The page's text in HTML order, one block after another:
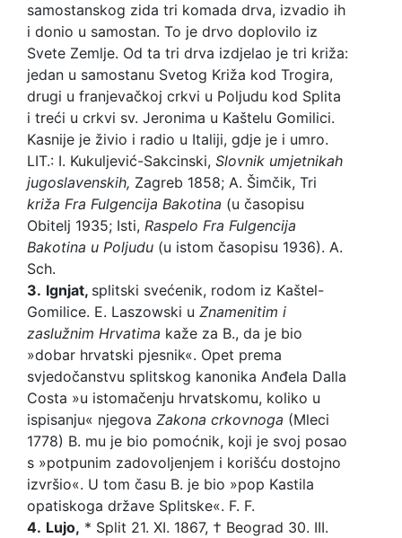
samostanskog zida tri komada drva, izvadio ih
i donio u samostan. To je drvo doplovilo iz
Svete Zemlje. Od ta tri drva izdjelao je tri križa:
jedan u samostanu Svetog Križa kod Trogira,
drugi u franjevačkoj crkvi u Poljudu kod Splita
i treći u crkvi sv. Jeronima u Kaštelu Gomilici.
Kasnije je živio i radio u Italiji, gdje je i umro.
LIT.: I. Kukuljević-Sakcinski, Slovnik umjetnikah
jugoslavenskih, Zagreb 1858; A. Šimčik, Tri
križa Fra Fulgencija Bakotina (u časopisu
Obitelj 1935; Isti, Raspelo Fra Fulgencija
Bakotina u Poljudu (u istom časopisu 1936). A.
Sch.
3. Ignjat, splitski svećenik, rodom iz Kaštel-
Gomilice. E. Laszowski u Znamenitim i
zaslužnim Hrvatima kaže za B., da je bio
»dobar hrvatski pjesnik«. Opet prema
svjedočanstvu splitskog kanonika Anđela Dalla
Costa »u istomačenju hrvatskomu, koliko u
ispisanju« njegova Zakona crkovnoga (Mleci
1778) B. mu je bio pomoćnik, koji je svoj posao
s »potpunim zadovoljenjem i korišću dostojno
izvršio«. U tom času B. je bio »pop Kastila
opatiskoga države Splitske«. F. F.
4. Lujo, * Split 21. XI. 1867, † Beograd 30. III.